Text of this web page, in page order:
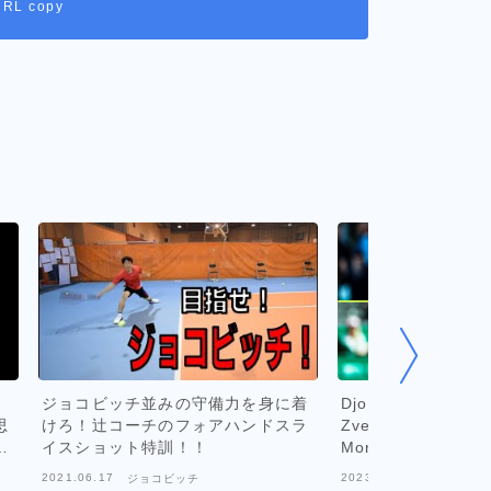
copy
ジョコビッチ並みの守備力を身に着
けろ！辻コーチのフォアハンドスラ
イスショット特訓！！
2021.06.17 ジョコビッチ
Djokovic Returns;
Zverev, Rublev In
Monte-Carlo
2023.04.12